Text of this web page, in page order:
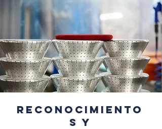
Reconocimiento
s y